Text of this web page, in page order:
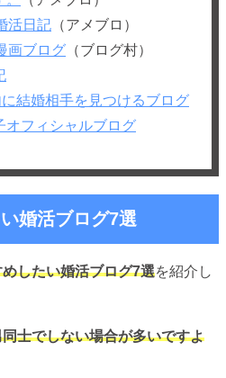
活日記 （アメブロ）
画ブログ （ブログ村）
結婚相手を見つけるブログ
オフィシャルブログ
婚活ブログ7選
したい婚活ブログ7選を紹介し
士でしない場合が多いですよ